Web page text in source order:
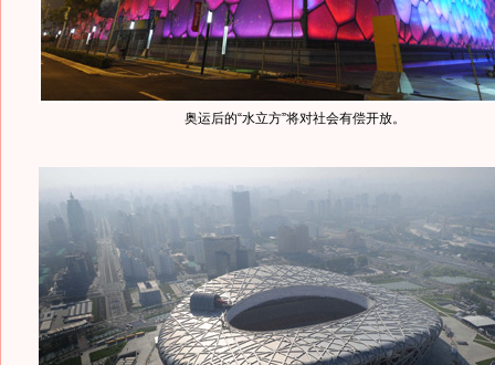
奥运后的“水立方”将对社会有偿开放。